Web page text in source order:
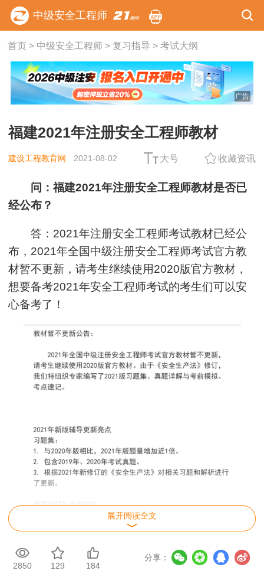
中级安全工程师
首页> 中级安全工程师> 复习指导 > 考试大纲
广告
福建2021年注册安全工程师教材
建设工程教育网 2021-08-02 大号 收藏资讯
问：福建2021年注册安全工程师教材是否已
经公布？
答：2021年注册安全工程师考试教材已经公
布， 2021年全国中级注册安全工程师考试官方教
材暂不更新，请考生继续使用2020版官方教材，
想要备考2021年安全工程师考试的考生们可以安
心备考了！
展开阅读全文
2850 129 184
分享：